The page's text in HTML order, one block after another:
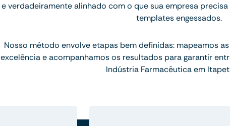
e verdadeiramente alinhado com o que sua empresa
templates engessados.
Nosso método envolve etapas bem definidas: mapeamos
excelência e acompanhamos os resultados para garantir
Indústria Farmacêutica em